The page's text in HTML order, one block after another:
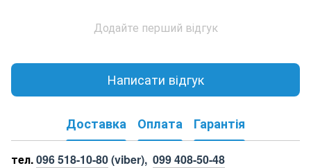
Додайте перший відгук
Написати відгук
Доставка Оплата Гарантія
тел.096 518-10-80(viber), 099 408-50-48